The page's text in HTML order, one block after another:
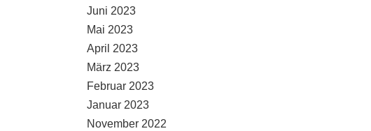
Juni 2023
Mai 2023
April 2023
März 2023
Februar 2023
Januar 2023
November 2022